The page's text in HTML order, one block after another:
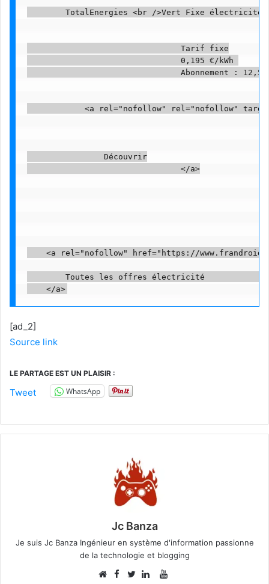
TotalEnergies <br />Vert
                                Tarif fixe
                                0,195 €/kWh
Abonnement : 12,5
<a rel="nofollow" rel="nofollow"
                Découvrir
                                </a>
<a rel="nofollow" href="https://
        Toutes les offres électricité
    </a>
[ad_2]
Source link
LE PARTAGE EST UN PLAISIR :
Tweet WhatsApp
Jc Banza
Je suis Jc Banza Ingénieur en système d'information passionne
de la technologie et blogging
FacebookYouTube